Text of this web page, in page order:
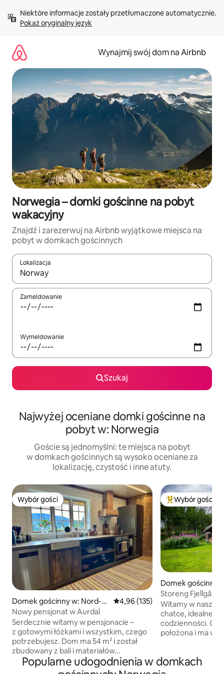
treści Pokaż oryginalny język
Wynajmij swój dom na Airbnb
Norwegia – domki gościnne na pobyt
wakacyjny
Znajdź i zarezerwuj na Airbnb wyjątkowe miejsca na
pobyt w domkach gościnnych
Lokalizacja
Gdy wyniki będą dostępne, możesz poruszać się po nich za
Zameldowanie
Wymeldowanie
Szukaj
Najwyżej oceniane domki gościnne na
pobyt w: Norwegia
Goście są jednomyślni: te miejsca na pobyt
w domkach gościnnych są wysoko oceniane za
lokalizację, czystość i inne atuty.
Wybór gości
Wybór gości
Domek gościnny w: Nord-A
urdal
Średnia ocena: 4,96 na 5, liczba
4,96 (135)
Nowy pensjonat w Aurdal
Serdecznie witamy w pensjonacie –
z gotowymi łóżkami i wszystkim, czego
potrzebujesz. Dom ma 54 m² i został
zbudowany z bali i materiałów
pochodzących z recyklingu. Idealne
miejsce, by cieszyć się ciszą i spokojem
Wybór gości
Domek gościnny
dal
Storeng Fjellgård
Witamy w naszej
chatce, idealnej
codzienności.
położona i ma
poduszkami i pościelą. W
kuchennym
Popularne udogodnienia w domkach